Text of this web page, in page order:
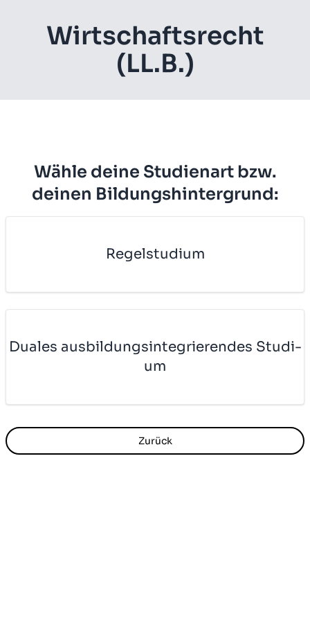
Wirt­schafts­recht
(LL.B.)
Wähle deine Studienart bzw.
deinen Bildungshintergrund:
Re­gel­stu­di­um
Du­a­les aus­bil­dungs­in­te­grie­ren­des Stu­di­
um
Zurück